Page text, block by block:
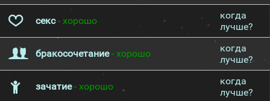
секс- хорошо
когда
лучше?
бракосочетание- хорошо
когда
лучше?
зачатие- хорошо
когда
лучше?